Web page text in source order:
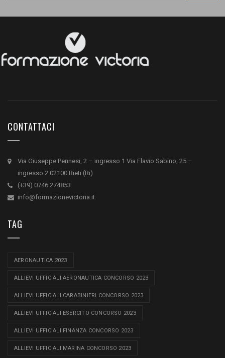
CONTATTACI
Via Giuseppe Pennesi, 2 – ingresso 1 Via Flavio Sabino, 25 –
ingresso 2 02100 Rieti (Ri)
(+39) 0746 274853
info@formazionevictoria.it
TAG
AERONAUTICA 2023
ALLIEVI UFFICIALI AERONAUTICA CONCORSO 2023
ALLIEVI UFFICIALI CARABINIERI CONCORSO 2023
ALLIEVI UFFICIALI ESERCITO CONCORSO 2023
ALLIEVI UFFICIALI FINANZA CONCORSO 2023
ALLIEVI UFFICIALI MARINA CONCORSO 2023